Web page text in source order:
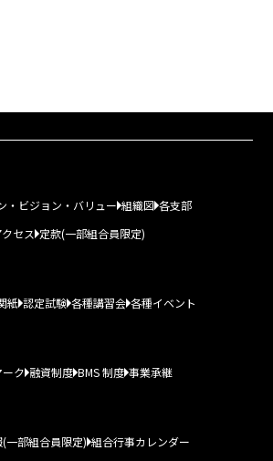
・ビジョン・バリュー 組織図 各支部
クセス 定款(一部組合員限定)
紙 認定試験 各種講習会 各種イベント
ーク 融資制度 BMS 制度 事業承継
一部組合員限定) 組合行事カレンダー